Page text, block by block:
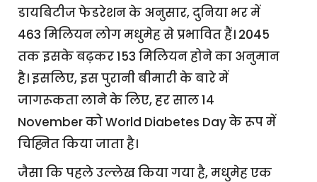
डायबिटीज फेडरेशन के अनुसार, दुनिया भर में
463 मिलियन लोग मधुमेह से प्रभावित हैं। 2045
तक इसके बढ़कर 153 मिलियन होने का अनुमान
है। इसलिए, इस पुरानी बीमारी के बारे में
जागरूकता लाने के लिए, हर साल 14
November को World Diabetes Day के रूप में
चिह्नित किया जाता है।
जैसा कि पहले उल्लेख किया गया है, मधुमेह एक